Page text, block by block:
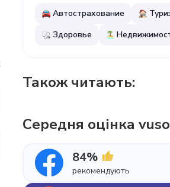
Автострахование
Здоровье
Також читають:
Середня оцінка
84%
рекомендують